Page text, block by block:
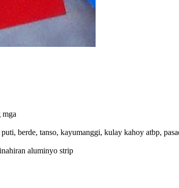
mga
berde, tanso, kayumanggi, kulay kahoy atbp,
aluminyo strip